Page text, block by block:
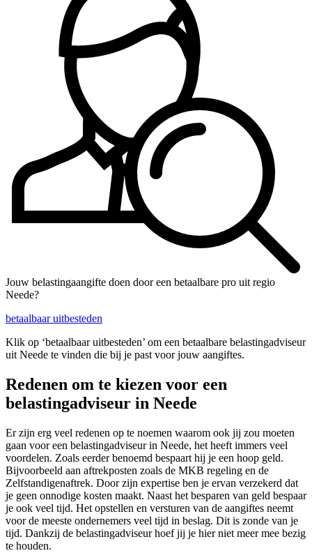
Jouw belastingaangifte doen door een betaalbare pro uit regio
Neede?
betaalbaar uitbesteden
Klik op ‘betaalbaar uitbesteden’ om een betaalbare belastingadviseur
uit Neede te vinden die bij je past voor jouw aangiftes.
Redenen om te kiezen voor een
belastingadviseur in Neede
Er zijn erg veel redenen op te noemen waarom ook jij zou moeten
gaan voor een belastingadviseur in Neede, het heeft immers veel
voordelen. Zoals eerder benoemd bespaart hij je een hoop geld.
Bijvoorbeeld aan aftrekposten zoals de MKB regeling en de
Zelfstandigenaftrek. Door zijn expertise ben je ervan verzekerd dat
je geen onnodige kosten maakt. Naast het besparen van geld bespaar
je ook veel tijd. Het opstellen en versturen van de aangiftes neemt
voor de meeste ondernemers veel tijd in beslag. Dit is zonde van je
tijd. Dankzij de belastingadviseur hoef jij je hier niet meer mee bezig
te houden.